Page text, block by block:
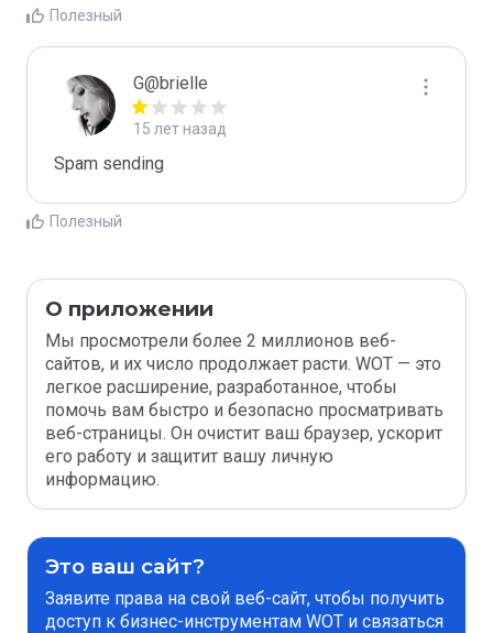
Полезный
G@brielle
15 лет назад
Spam sending
Полезный
О приложении
Мы просмотрели более 2 миллионов веб-
сайтов, и их число продолжает расти. WOT — это
легкое расширение, разработанное, чтобы
помочь вам быстро и безопасно просматривать
веб-страницы. Он очистит ваш браузер, ускорит
его работу и защитит вашу личную
информацию.
Это ваш сайт?
Заявите права на свой веб-сайт, чтобы получить
доступ к бизнес-инструментам WOT и связаться